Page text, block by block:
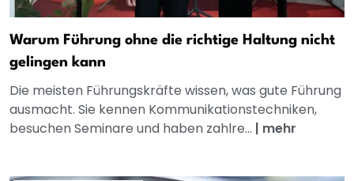
Warum Führung ohne die richtige Haltung nicht
gelingen kann
Die meisten Führungskräfte wissen, was gute Führung
ausmacht. Sie kennen Kommunikationstechniken,
besuchen Seminare und haben zahlre... | mehr